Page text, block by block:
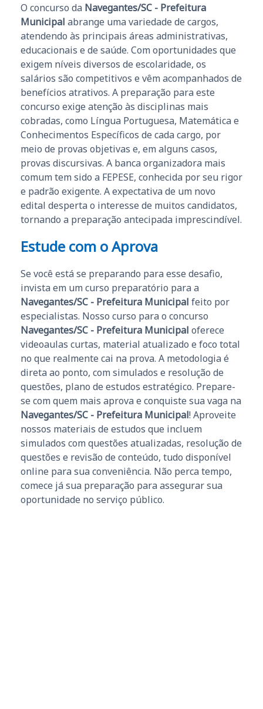
O concurso da Navegantes/SC - Prefeitura
Municipal abrange uma variedade de cargos,
atendendo às principais áreas administrativas,
educacionais e de saúde. Com oportunidades que
exigem níveis diversos de escolaridade, os
salários são competitivos e vêm acompanhados de
benefícios atrativos. A preparação para este
concurso exige atenção às disciplinas mais
cobradas, como Língua Portuguesa, Matemática e
Conhecimentos Específicos de cada cargo, por
meio de provas objetivas e, em alguns casos,
provas discursivas. A banca organizadora mais
comum tem sido a FEPESE, conhecida por seu rigor
e padrão exigente. A expectativa de um novo
edital desperta o interesse de muitos candidatos,
tornando a preparação antecipada imprescindível.
Estude com o Aprova
Se você está se preparando para esse desafio,
invista em um curso preparatório para a
Navegantes/SC - Prefeitura Municipal feito por
especialistas. Nosso curso para o concurso
Navegantes/SC - Prefeitura Municipal oferece
videoaulas curtas, material atualizado e foco total
no que realmente cai na prova. A metodologia é
direta ao ponto, com simulados e resolução de
questões, plano de estudos estratégico. Prepare-
se com quem mais aprova e conquiste sua vaga na
Navegantes/SC - Prefeitura Municipal! Aproveite
nossos materiais de estudos que incluem
simulados com questões atualizadas, resolução de
questões e revisão de conteúdo, tudo disponível
online para sua conveniência. Não perca tempo,
comece já sua preparação para assegurar sua
oportunidade no serviço público.